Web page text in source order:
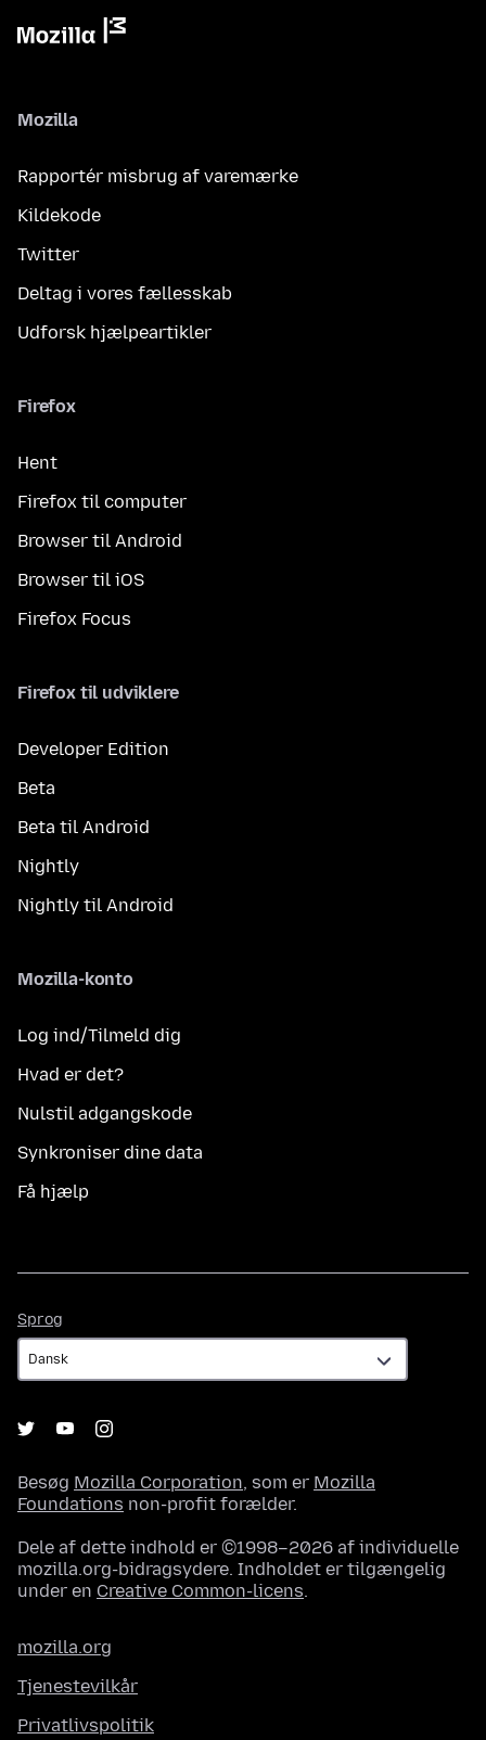
Mozilla
Rapportér misbrug af varemærke
Kildekode
Twitter
Deltag i vores fællesskab
Udforsk hjælpeartikler
Firefox
Hent
Firefox til computer
Browser til Android
Browser til iOS
Firefox Focus
Firefox til udviklere
Developer Edition
Beta
Beta til Android
Nightly
Nightly til Android
Mozilla-konto
Log ind/Tilmeld dig
Hvad er det?
Nulstil adgangskode
Synkroniser dine data
Få hjælp
Sprog
Besøg Mozilla Corporation, som er Mozilla
Foundations non-profit forælder.
Dele af dette indhold er ©1998–2026 af individuelle
mozilla.org-bidragsydere. Indholdet er tilgængelig
under en Creative Common-licens.
mozilla.org
Tjenestevilkår
Privatlivspolitik